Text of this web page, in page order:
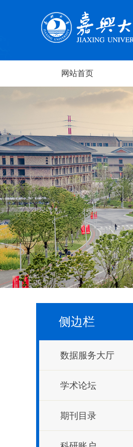
网站首页
侧边栏
数据服务大厅
学术论坛
期刊目录